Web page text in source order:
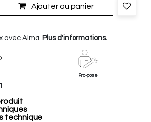
Ajouter au panier
avec Alma. Plus d'informations.
Pro-pose
technique